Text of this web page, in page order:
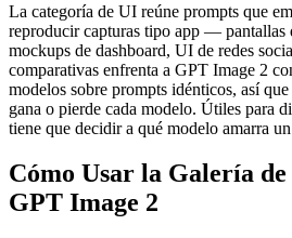
La categoría de UI reúne prompts que
reproducir capturas tipo app — pantallas
mockups de dashboard, UI de redes
comparativas enfrenta a GPT Image 2
modelos sobre prompts idénticos, así
gana o pierde cada modelo. Útiles para
tiene que decidir a qué modelo amarra
Cómo Usar la Galería
GPT Image 2